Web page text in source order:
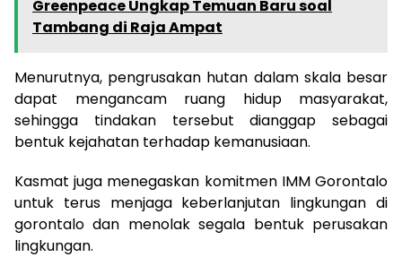
Greenpeace Ungkap Temuan Baru soal
Tambang di Raja Ampat
Menurutnya, pengrusakan hutan dalam skala besar
dapat mengancam ruang hidup masyarakat,
sehingga tindakan tersebut dianggap sebagai
bentuk kejahatan terhadap kemanusiaan.
Kasmat juga menegaskan komitmen IMM Gorontalo
untuk terus menjaga keberlanjutan lingkungan di
gorontalo dan menolak segala bentuk perusakan
lingkungan.